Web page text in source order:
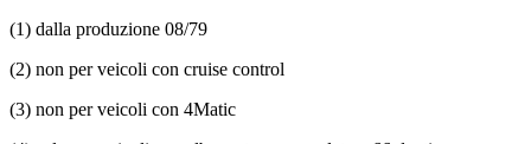
(1) dalla produzione 08/79
(2) non per veicoli con cruise control
(3) non per veicoli con 4Matic